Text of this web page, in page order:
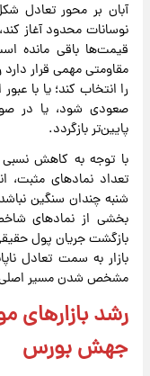
آبان بر محور تعادل شکل
نوسانات محدود آغاز
قیمت‌ها باقی مانده
مقاومتی مهمی قرار دارد
را انتخاب کند؛ یا با
صعودی شود، یا در
پایین‌تر بازگردد.
با توجه به کاهش
تعداد نمادهای مثبت،
شنبه چندان سنگین
بخشی از نمادهای
بازگشت جریان پول
بازار به سمت تعادل
مشخص شدن مسیر اصلی،
رشد بازارهای
جهش بورس